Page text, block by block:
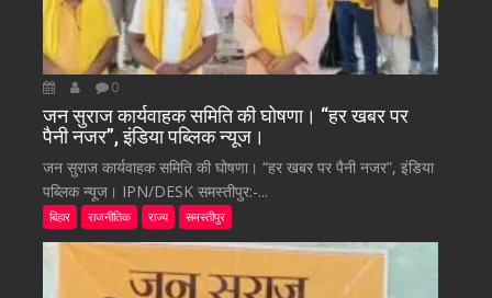
0
जन सुराज कार्यवाहक समिति की घोषणा। “हर खबर पर
पैनी नजर”, इंडिया पब्लिक न्यूज।
जन सुराज कार्यवाहक समिति की घोषणा। “हर खबर पर पैनी नजर”, इंडिया
पब्लिक न्यूज। IPN/DESK समस्तीपुर:-...
बिहार राजनीतिक राज्य समस्तीपुर